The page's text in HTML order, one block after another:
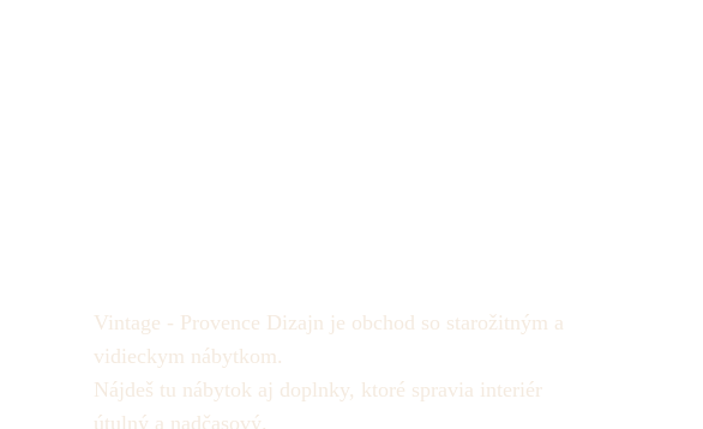
Vintage - Provence Dizajn je obchod so starožitným a
vidieckym nábytkom.
Nájdeš tu nábytok aj doplnky, ktoré spravia interiér
útulný a nadčasový.